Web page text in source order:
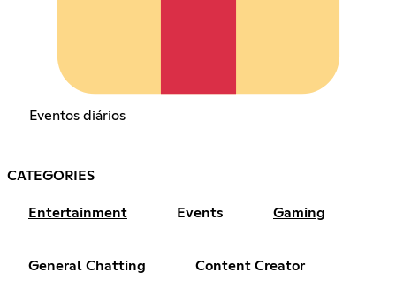
Eventos diários
CATEGORIES
Entertainment Events Gaming
General Chatting Content Creator